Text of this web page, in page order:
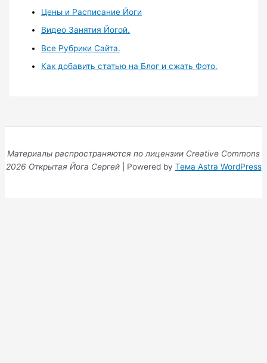
Цены и Расписание Йоги
Видео Занятия Йогой.
Все Рубрики Сайта.
Как добавить статью на Блог и сжать Фото.
Материалы распространяются по лицензии Creative Commons
2026 Открытая Йога Сергей| Powered by Тема Astra WordPress